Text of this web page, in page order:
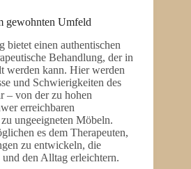
gewohnten Umfeld
bietet einen authentischen
Behandlung, der in
werden kann. Hier werden
und Schwierigkeiten des
– von der zu hohen
erreichbaren
ungeeigneten Möbeln.
es dem Therapeuten,
zu entwickeln, die
den Alltag erleichtern.